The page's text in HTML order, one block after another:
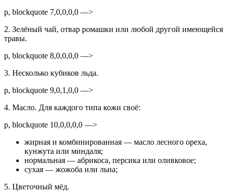
p, blockquote 7,0,0,0,0 —>
2. Зелёный чай, отвар ромашки или любой другой имеющейся
травы.
p, blockquote 8,0,0,0,0 —>
3. Несколько кубиков льда.
p, blockquote 9,0,1,0,0 —>
4. Масло. Для каждого типа кожи своё:
p, blockquote 10,0,0,0,0 —>
жирная и комбинированная — масло лесного ореха,
кунжута или миндаля;
нормальная — абрикоса, персика или оливковое;
сухая — жожоба или льна;
5. Цветочный мёд.